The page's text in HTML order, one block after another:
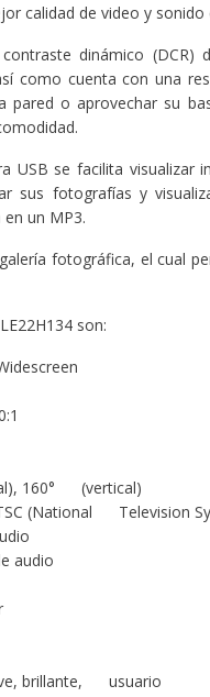
calidad de video y sonido
dinámico (DCR)
como cuenta con una
pared o aprovechar su
USB se facilita visualizar
sus fotografías y
un MP3.
fotográfica, el cual
son:
160° (vertical)
(National Television
audio
brillante, usuario